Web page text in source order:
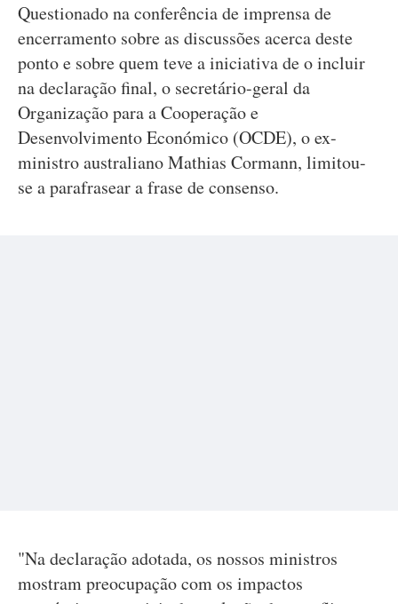
Questionado na conferência de imprensa de
encerramento sobre as discussões acerca deste
ponto e sobre quem teve a iniciativa de o incluir
na declaração final, o secretário-geral da
Organização para a Cooperação e
Desenvolvimento Económico (OCDE), o ex-
ministro australiano Mathias Cormann, limitou-
se a parafrasear a frase de consenso.
"Na declaração adotada, os nossos ministros
mostram preocupação com os impactos